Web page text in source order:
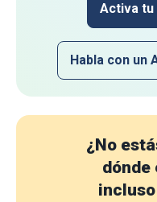
Activa tu
Habla con un
¿No
dónde